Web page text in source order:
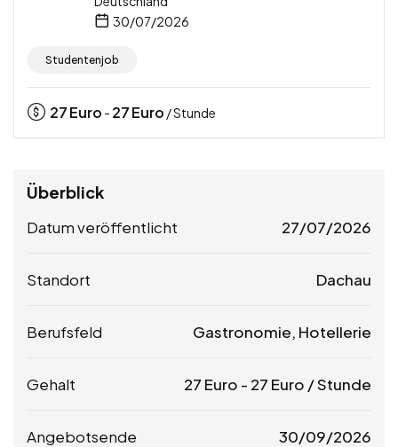
30/07/2026
Studentenjob
27Euro - 27Euro / Stunde
Überblick
Datum veröffentlicht 27/07/2026
Standort Dachau
Berufsfeld Gastronomie, Hotellerie
Gehalt 27 Euro - 27 Euro / Stunde
Angebotsende 30/09/2026